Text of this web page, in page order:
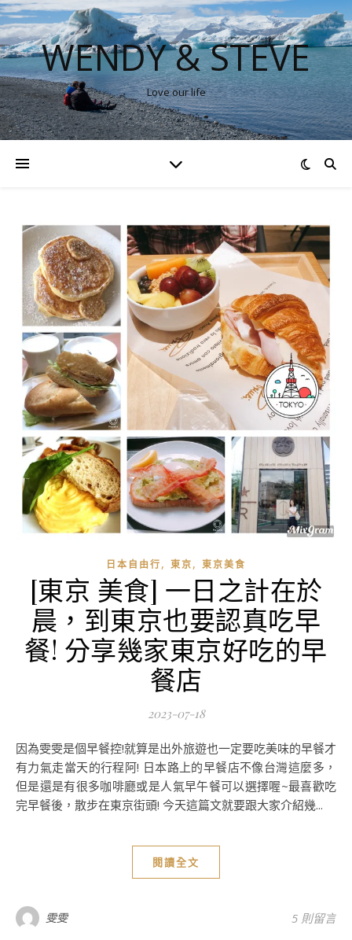
WENDY & STEVE
Love our life
日本自由行, 東京, 東京美食
[東京 美食] 一日之計在於
晨，到東京也要認真吃早
餐! 分享幾家東京好吃的早
餐店
2023-07-18
因為雯雯是個早餐控!就算是出外旅遊也一定要吃美味的早餐才
有力氣走當天的行程阿! 日本路上的早餐店不像台灣這麼多，
但是還是有很多咖啡廳或是人氣早午餐可以選擇喔~最喜歡吃
完早餐後，散步在東京街頭! 今天這篇文就要跟大家介紹幾...
閱讀全文
雯雯 5 則留言